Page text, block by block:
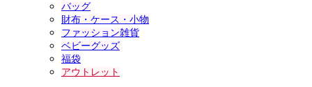
バッグ
財布・ケース・小物
ファッション雑貨
ベビーグッズ
福袋
アウトレット